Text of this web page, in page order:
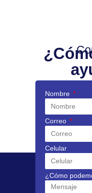
Nombre
Correo
Celular
¿Cómo